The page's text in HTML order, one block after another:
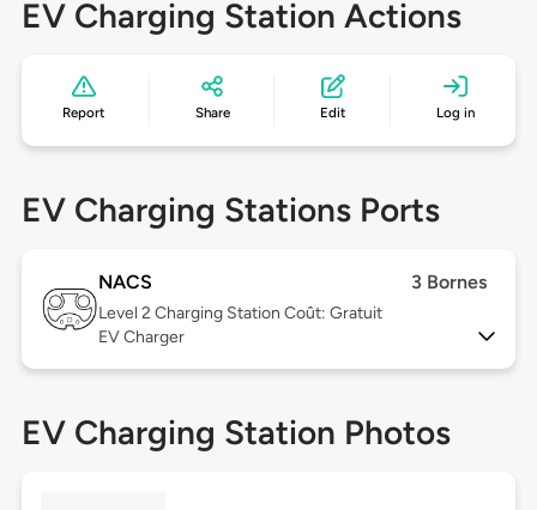
EV Charging Station Actions
Report Share Edit Log in
EV Charging Stations Ports
NACS 3 Bornes
Level 2 Charging Station Coût: Gratuit
EV Charger
EV Charging Station Photos